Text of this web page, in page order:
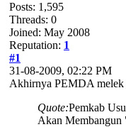
Posts: 1,595
Threads: 0
Joined: May 2008
Reputation: 1
#1
31-08-2009, 02:22 PM
Akhirnya PEMDA
Quote:Pemkab
Akan